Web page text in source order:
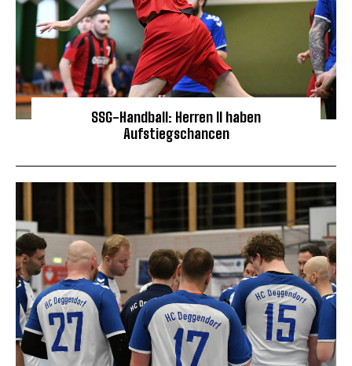
SSG-Handball: Herren II haben
Aufstiegschancen